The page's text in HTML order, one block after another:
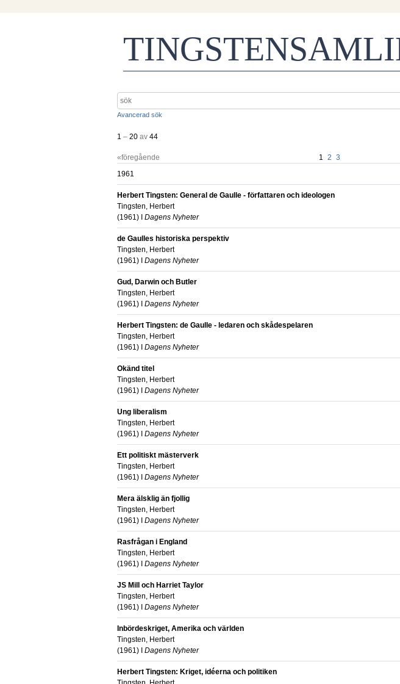
Avancerad sök
1 – 20 av 44
«föregående 1 2 3
1961
Herbert Tingsten: General de Gaulle - författaren och ideologen
Tingsten, Herbert
(1961) I Dagens Nyheter
de Gaulles historiska perspektiv
Tingsten, Herbert
(1961) I Dagens Nyheter
Gud, Darwin och Butler
Tingsten, Herbert
(1961) I Dagens Nyheter
Herbert Tingsten: de Gaulle - ledaren och skådespelaren
Tingsten, Herbert
(1961) I Dagens Nyheter
Okänd titel
Tingsten, Herbert
(1961) I Dagens Nyheter
Ung liberalism
Tingsten, Herbert
(1961) I Dagens Nyheter
Ett politiskt mästerverk
Tingsten, Herbert
(1961) I Dagens Nyheter
Mera älsklig än fjollig
Tingsten, Herbert
(1961) I Dagens Nyheter
Rasfrågan i England
Tingsten, Herbert
(1961) I Dagens Nyheter
JS Mill och Harriet Taylor
Tingsten, Herbert
(1961) I Dagens Nyheter
Inbördeskriget, Amerika och världen
Tingsten, Herbert
(1961) I Dagens Nyheter
Herbert Tingsten: Kriget, idéerna och politiken